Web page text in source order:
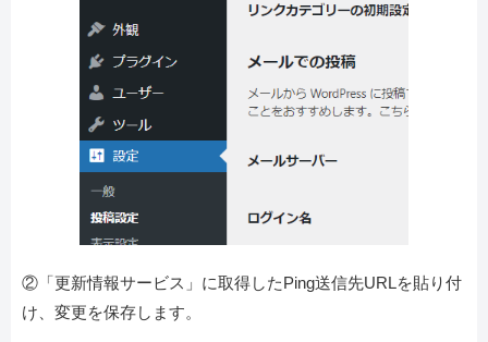
②「更新情報サービス」に取得したPing送信先URLを貼り付
け、変更を保存します。